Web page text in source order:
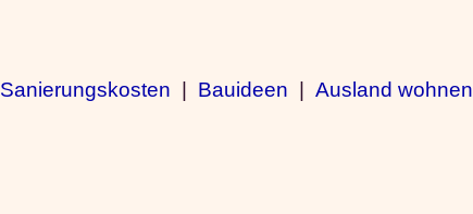
Sanierungskosten | Bauideen |Ausland wohnen